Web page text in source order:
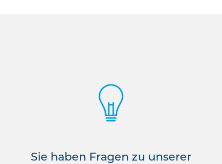
Sie haben Fragen zu unserer